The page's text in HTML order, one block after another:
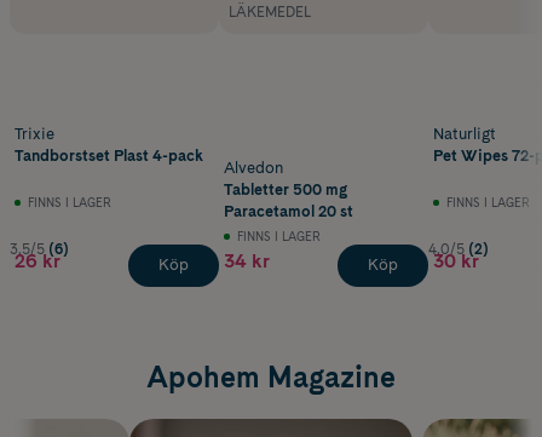
Trixie
Tandborstset Plast 4-pack
FINNS I LAGER
3.5/5 (6)
26 kr Köp
LÄKEMEDEL
Alvedon
Tabletter 500 mg
Paracetamol 20 st
FINNS I LAGER
34 kr Köp
Naturligt
Pet Wipes 72-
FINNS I LAGER
4.0/5 (2)
30 kr
Apohem Magazine